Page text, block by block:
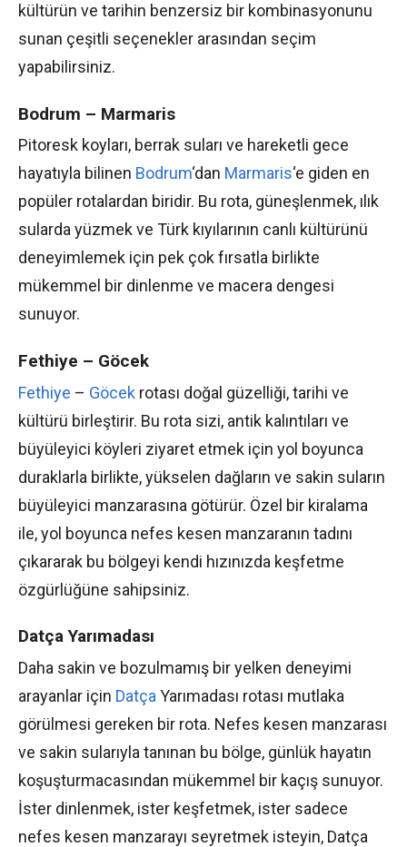
kültürün ve tarihin benzersiz bir kombinasyonunu
sunan çeşitli seçenekler arasından seçim
yapabilirsiniz.
Bodrum – Marmaris
Pitoresk koyları, berrak suları ve hareketli gece
hayatıyla bilinen Bodrum‘dan Marmaris‘e giden en
popüler rotalardan biridir. Bu rota, güneşlenmek, ılık
sularda yüzmek ve Türk kıyılarının canlı kültürünü
deneyimlemek için pek çok fırsatla birlikte
mükemmel bir dinlenme ve macera dengesi
sunuyor.
Fethiye – Göcek
Fethiye – Göcek rotası doğal güzelliği, tarihi ve
kültürü birleştirir. Bu rota sizi, antik kalıntıları ve
büyüleyici köyleri ziyaret etmek için yol boyunca
duraklarla birlikte, yükselen dağların ve sakin suların
büyüleyici manzarasına götürür. Özel bir kiralama
ile, yol boyunca nefes kesen manzaranın tadını
çıkararak bu bölgeyi kendi hızınızda keşfetme
özgürlüğüne sahipsiniz.
Datça Yarımadası
Daha sakin ve bozulmamış bir yelken deneyimi
arayanlar için Datça Yarımadası rotası mutlaka
görülmesi gereken bir rota. Nefes kesen manzarası
ve sakin sularıyla tanınan bu bölge, günlük hayatın
koşuşturmacasından mükemmel bir kaçış sunuyor.
İster dinlenmek, ister keşfetmek, ister sadece
nefes kesen manzarayı seyretmek isteyin, Datça